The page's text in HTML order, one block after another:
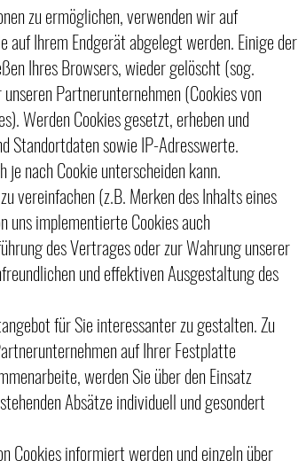
zu ermöglichen, verwenden wir auf
auf Ihrem Endgerät abgelegt werden. Einige der
Ihres Browsers, wieder gelöscht (sog.
Partnerunternehmen (Cookies von
Werden Cookies gesetzt, erheben und
Standortdaten sowie IP-Adresswerte.
nach Cookie unterscheiden kann.
vereinfachen (z.B. Merken des Inhalts eines
uns implementierte Cookies auch
des Vertrages oder zur Wahrung unserer
und effektiven Ausgestaltung des
für Sie interessanter zu gestalten. Zu
auf Ihrer Festplatte
werden Sie über den Einsatz
Absätze individuell und gesondert
Cookies informiert werden und einzeln über